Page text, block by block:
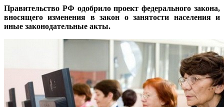
Правительство РФ одобрило проект федерального закона,
вносящего изменения в закон о занятости населения и
иные законодательные акты.